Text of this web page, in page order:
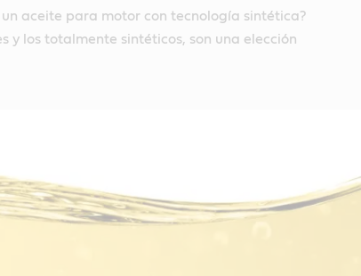
aceite para motor con tecnología sintética?
y los totalmente sintéticos, son una elección